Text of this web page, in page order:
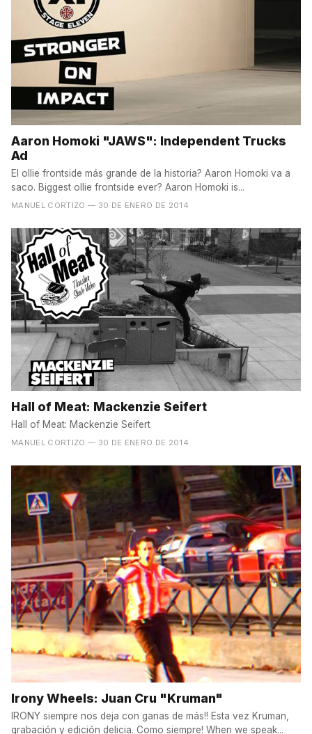
Aaron Homoki "JAWS": Independent Trucks
Ad
El ollie frontside más grande de la historia? Aaron Homoki va a
saco. Biggest ollie frontside ever? Aaron Homoki is...
MANUEL CORTIZO — 30 DE ENERO DE 2014
Hall of Meat: Mackenzie Seifert
Hall of Meat: Mackenzie Seifert
MANUEL CORTIZO — 30 DE ENERO DE 2014
Irony Wheels: Juan Cru "Kruman"
IRONY siempre nos deja con ganas de más!! Esta vez Kruman,
grabación y edición delicia. Como siempre! When we speak...